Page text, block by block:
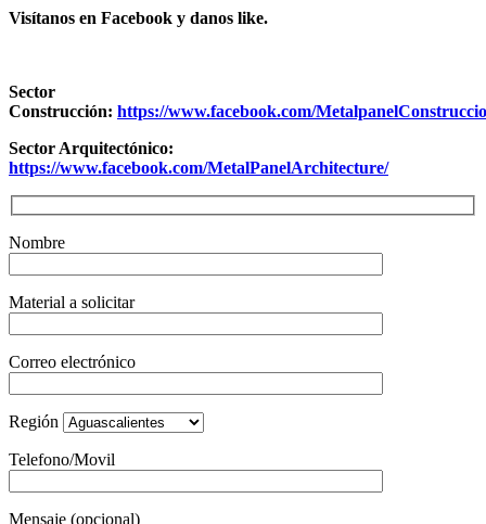
Visítanos en Facebook y danos like.
Sector
Construcción: https://www.facebook.com/
Sector Arquitectónico:
https://www.facebook.com/MetalPanelArchitecture/
Nombre
Material a solicitar
Correo electrónico
Región
Telefono/Movil
Mensaje (opcional)